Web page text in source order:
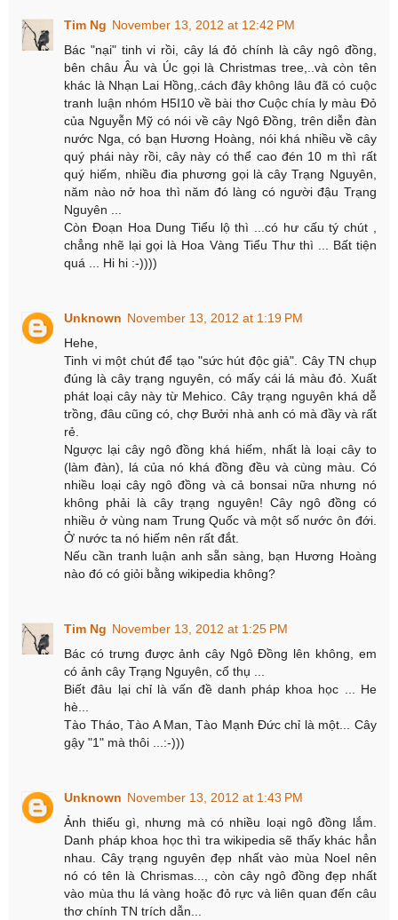
Tim Ng November 13, 2012 at 12:42 PM
Bác "nại" tinh vi rồi, cây lá đỏ chính là cây ngô đồng,
bên châu Âu và Úc gọi là Christmas tree,..và còn tên
khác là Nhạn Lai Hồng,.cách đây không lâu đã có cuộc
tranh luận nhóm H5I10 về bài thơ Cuộc chía ly màu Đỏ
của Nguyễn Mỹ có nói về cây Ngô Đồng, trên diễn đàn
nước Nga, có bạn Hương Hoàng, nói khá nhiều về cây
quý phái này rồi, cây này có thể cao đén 10 m thì rất
quý hiếm, nhiều đia phương gọi là cây Trạng Nguyên,
năm nào nở hoa thì năm đó làng có người đậu Trạng
Nguyên ...
Còn Đoạn Hoa Dung Tiểu lộ thì ...có hư cấu tý chút ,
chẳng nhẽ lại gọi là Hoa Vàng Tiểu Thư thì ... Bất tiện
quá ... Hi hi :-))))
Unknown November 13, 2012 at 1:19 PM
Hehe,
Tinh vi một chút để tạo "sức hút độc giả". Cây TN chụp
đúng là cây trạng nguyên, có mấy cái lá màu đỏ. Xuất
phát loại cây này từ Mehico. Cây trạng nguyên khá dễ
trồng, đâu cũng có, chợ Bưởi nhà anh có mà đầy và rất
rẻ.
Ngược lại cây ngô đồng khá hiếm, nhất là loại cây to
(làm đàn), lá của nó khá đồng đều và cùng màu. Có
nhiều loại cây ngô đồng và cả bonsai nữa nhưng nó
không phải là cây trạng nguyên! Cây ngô đồng có
nhiều ở vùng nam Trung Quốc và một số nước ôn đới.
Ở nước ta nó hiếm nên rất đắt.
Nếu cần tranh luận anh sẵn sàng, bạn Hương Hoàng
nào đó có giỏi bằng wikipedia không?
Tim Ng November 13, 2012 at 1:25 PM
Bác có trưng được ảnh cây Ngô Đồng lên không, em
có ảnh cây Trạng Nguyên, cổ thụ ...
Biết đâu lại chỉ là vấn đề danh pháp khoa học ... He
hè...
Tào Tháo, Tào A Man, Tào Mạnh Đức chỉ là một... Cây
gậy "1" mà thôi ...:-)))
Unknown November 13, 2012 at 1:43 PM
Ảnh thiếu gì, nhưng mà có nhiều loại ngô đồng lắm.
Danh pháp khoa học thì tra wikipedia sẽ thấy khác hẳn
nhau. Cây trạng nguyên đẹp nhất vào mùa Noel nên
nó có tên là Chrismas..., còn cây ngô đồng đẹp nhất
vào mùa thu lá vàng hoặc đỏ rực và liên quan đến câu
thơ chính TN trích dẫn...